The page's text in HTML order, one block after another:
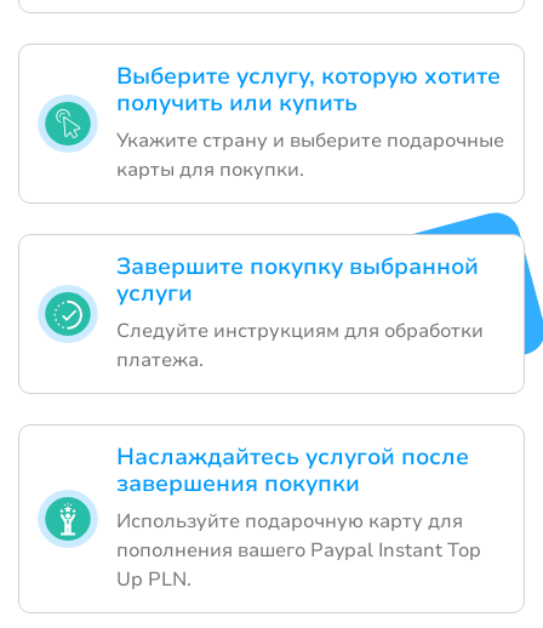
Выберите услугу, которую хотите
получить или купить
Укажите страну и выберите подарочные
карты для покупки.
Завершите покупку выбранной
услуги
Следуйте инструкциям для обработки
платежа.
Наслаждайтесь услугой после
завершения покупки
Используйте подарочную карту для
пополнения вашего Paypal Instant Top
Up PLN.